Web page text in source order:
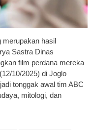
merupakan hasil
Sastra Dinas
film perdana mereka
10/2025) di Joglo
tonggak awal tim ABC
mitologi, dan